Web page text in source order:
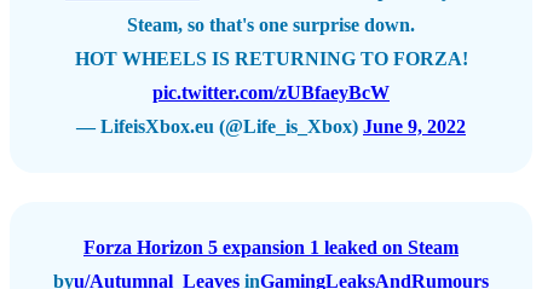
Steam, so that's one surprise down.
HOT WHEELS IS RETURNING TO FORZA!
pic.twitter.com/zUBfaeyBcW
— LifeisXbox.eu (@Life_is_Xbox) June 9, 2022
Forza Horizon 5 expansion 1 leaked on Steam
byu/Autumnal_Leaves inGamingLeaksAndRumours